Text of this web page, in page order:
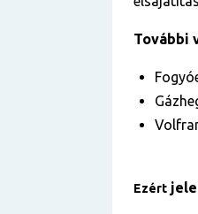
További
Ezért